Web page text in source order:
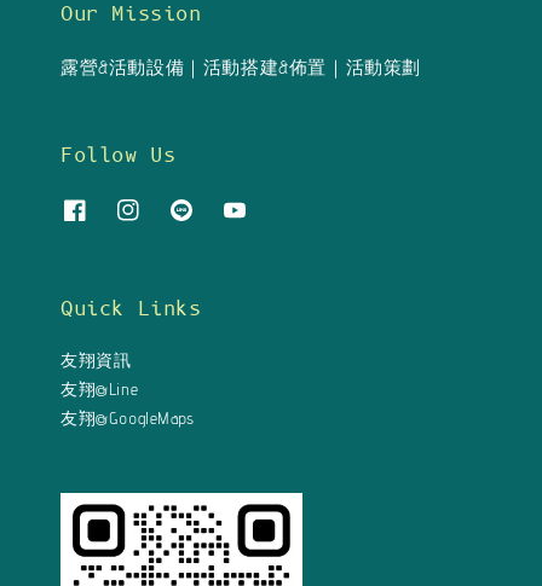
Our Mission
露營&活動設備｜活動搭建&佈置｜活動策劃
Follow Us
Quick Links
友翔資訊
友翔@Line
友翔@GoogleMaps